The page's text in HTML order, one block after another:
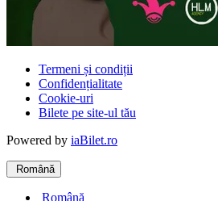
Termeni și condiții
Confidențialitate
Cookie-uri
Bilete pe site-ul tău
Powered by iaBilet.ro
Română
Română